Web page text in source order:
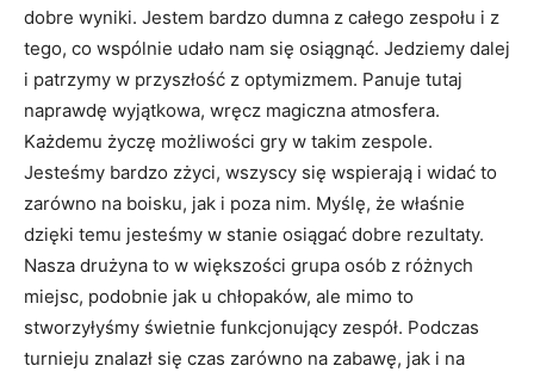
dobre wyniki. Jestem bardzo dumna z całego zespołu i z
tego, co wspólnie udało nam się osiągnąć. Jedziemy dalej
i patrzymy w przyszłość z optymizmem. Panuje tutaj
naprawdę wyjątkowa, wręcz magiczna atmosfera.
Każdemu życzę możliwości gry w takim zespole.
Jesteśmy bardzo zżyci, wszyscy się wspierają i widać to
zarówno na boisku, jak i poza nim. Myślę, że właśnie
dzięki temu jesteśmy w stanie osiągać dobre rezultaty.
Nasza drużyna to w większości grupa osób z różnych
miejsc, podobnie jak u chłopaków, ale mimo to
stworzyłyśmy świetnie funkcjonujący zespół. Podczas
turnieju znalazł się czas zarówno na zabawę, jak i na